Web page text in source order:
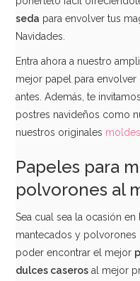
seda para envolver tus
Navidades.
Entra ahora a nuestro
mejor papel para
antes. Además, te
postres navideños como
nuestros originales
Papeles para
polvorones al
Sea cual sea la ocasión
mantecados y polvorones
poder encontrar el mejor
dulces caseros al mejor